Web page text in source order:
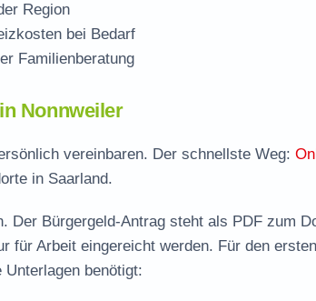
Region
bei Bedarf
Familienberatung
Nonnweiler
vereinbaren. Der schnellste Weg:
in Saarland.
Der Bürgergeld-Antrag steht als PDF zum
für Arbeit eingereicht werden. Für den ersten
benötigt: